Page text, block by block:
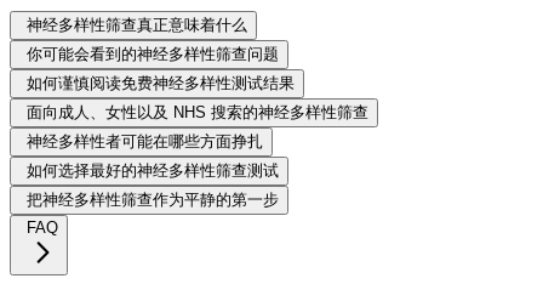
神经多样性筛查真正意味着什么
你可能会看到的神经多样性筛查问题
如何谨慎阅读免费神经多样性测试结果
面向成人、女性以及 NHS 搜索的神经多样性筛查
神经多样性者可能在哪些方面挣扎
如何选择最好的神经多样性筛查测试
把神经多样性筛查作为平静的第一步
FAQ